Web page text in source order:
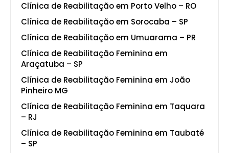
Clínica de Reabilitação em Porto Velho – RO
Clínica de Reabilitação em Sorocaba – SP
Clínica de Reabilitação em Umuarama – PR
Clínica de Reabilitação Feminina em
Araçatuba – SP
Clínica de Reabilitação Feminina em João
Pinheiro MG
Clínica de Reabilitação Feminina em Taquara
– RJ
Clínica de Reabilitação Feminina em Taubaté
– SP